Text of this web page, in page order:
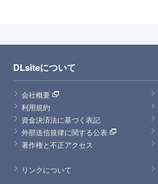
DLsiteについて
会社概要
利用規約
資金決済法に基づく表記
外部送信規律に関する公表
著作権と不正アクセス
リンクについて